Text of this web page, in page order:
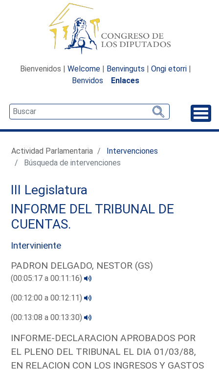
Bienvenidos | Welcome | Benvinguts | Ongi etorri |
Benvidos
Enlaces
Actividad Parlamentaria
Intervenciones
Búsqueda de intervenciones
III Legislatura
INFORME DEL TRIBUNAL DE
CUENTAS.
Interviniente
PADRON DELGADO, NESTOR (GS)
(00:05:17 a 00:11:16)
(00:12:00 a 00:12:11)
(00:13:08 a 00:13:30)
INFORME-DECLARACION APROBADOS POR
EL PLENO DEL TRIBUNAL EL DIA 01/03/88,
EN RELACION CON LOS INGRESOS Y GASTOS